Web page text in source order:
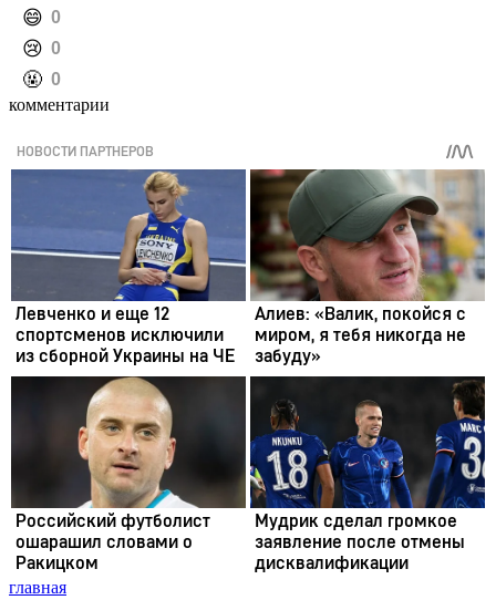
️😄 0
️😢 0
️🤬 0
комментарии
главная